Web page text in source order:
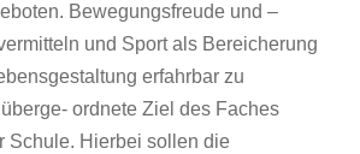
Bewegungsfreude und –
und Sport als Bereicherung
erfahrbar zu
ordnete Ziel des Faches
Schule. Hierbei sollen die